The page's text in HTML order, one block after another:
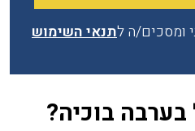
ומסכים/ה לתנאי השימוש
בוכיה?